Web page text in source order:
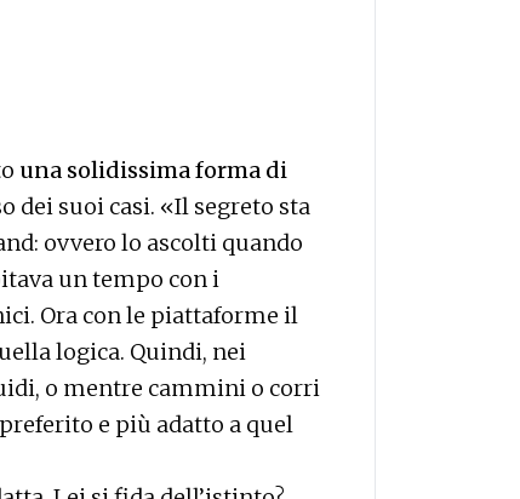
una solidissima forma di
dei suoi casi. «Il segreto sta
ovvero lo ascolti quando
un tempo con i
Ora con le piattaforme il
logica. Quindi, nei
o mentre cammini o corri
e più adatto a quel